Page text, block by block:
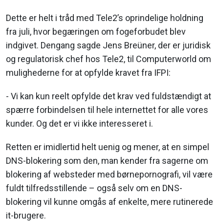
Dette er helt i tråd med Tele2’s oprindelige holdning
fra juli, hvor begæringen om fogeforbudet blev
indgivet. Dengang sagde Jens Breüner, der er juridisk
og regulatorisk chef hos Tele2, til Computerworld om
mulighederne for at opfylde kravet fra IFPI:
- Vi kan kun reelt opfylde det krav ved fuldstændigt at
spærre forbindelsen til hele internettet for alle vores
kunder. Og det er vi ikke interesseret i.
Retten er imidlertid helt uenig og mener, at en simpel
DNS-blokering som den, man kender fra sagerne om
blokering af websteder med børnepornografi, vil være
fuldt tilfredsstillende – også selv om en DNS-
blokering vil kunne omgås af enkelte, mere rutinerede
it-brugere.